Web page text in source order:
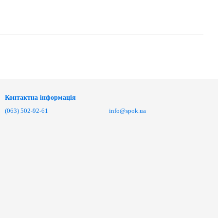
Контактна інформація
(063) 502-92-61
info@spok.ua